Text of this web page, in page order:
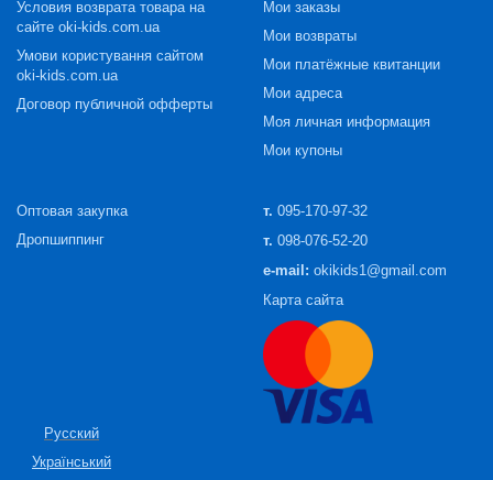
Условия возврата товара на
сайте oki-kids.com.ua
Умови користування сайтом
oki-kids.com.ua
Договор публичной офферты
Мои заказы
Мои возвраты
Мои платёжные квитанции
Мои адреса
Моя личная информация
Мои купоны
Оптовая закупка
Дропшиппинг
т. 095-170-97-32
т. 098-076-52-20
e-mail: okikids1@gmail.com
Карта сайта
Русский
Український